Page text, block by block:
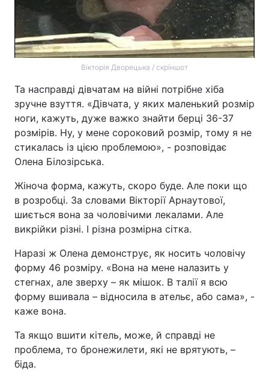
Вікторія Дворецька / скріншот
Та насправді дівчатам на війні потрібне хіба
зручне взуття. «Дівчата, у яких маленький розмір
ноги, кажуть, дуже важко знайти берці 36-37
розмірів. Ну, у мене сороковий розмір, тому я не
стикалась із цією проблемою», - розповідає
Олена Білозірська.
Жіноча форма, кажуть, скоро буде. Але поки що
в розробці. За словами Вікторії Арнаутової,
шиється вона за чоловічими лекалами. Але
викрійки різні. І різна розмірна сітка.
Наразі ж Олена демонструє, як носить чоловічу
форму 46 розміру. «Вона на мене налазить у
стегнах, але зверху – як мішок. В талії я всю
форму вшивала – відносила в ательє, або сама», -
каже вона.
Та якщо вшити кітель, може, й справді не
проблема, то бронежилети, які не врятують, –
біда.